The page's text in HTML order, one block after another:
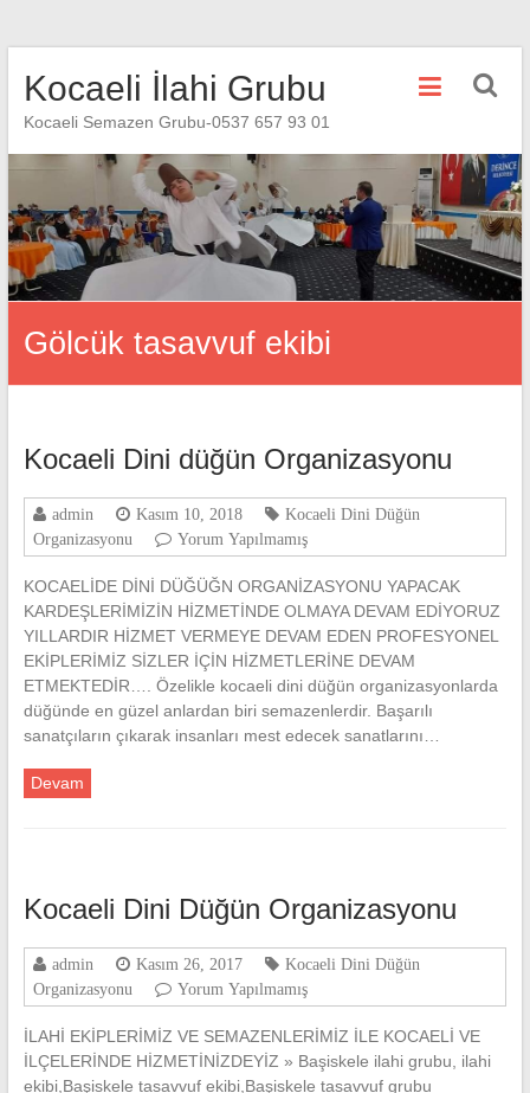
Kocaeli İlahi Grubu
Kocaeli Semazen Grubu-0537 657 93 01
Gölcük tasavvuf ekibi
Kocaeli Dini düğün Organizasyonu
admin Kasım 10, 2018
Kocaeli Dini Düğün
Organizasyonu
Yorum Yapılmamış
KOCAELİDE DİNİ DÜĞÜĞN ORGANİZASYONU YAPACAK
KARDEŞLERİMİZİN HİZMETİNDE OLMAYA DEVAM EDİYORUZ
YILLARDIR HİZMET VERMEYE DEVAM EDEN PROFESYONEL
EKİPLERİMİZ SİZLER İÇİN HİZMETLERİNE DEVAM
ETMEKTEDİR…. Özelikle kocaeli dini düğün organizasyonlarda
düğünde en güzel anlardan biri semazenlerdir. Başarılı
sanatçıların çıkarak insanları mest edecek sanatlarını…
Devam
Kocaeli Dini Düğün Organizasyonu
admin Kasım 26, 2017
Kocaeli Dini Düğün
Organizasyonu
Yorum Yapılmamış
İLAHİ EKİPLERİMİZ VE SEMAZENLERİMİZ İLE KOCAELİ VE
İLÇELERİNDE HİZMETİNİZDEYİZ » Başiskele ilahi grubu, ilahi
ekibi,Başiskele tasavvuf ekibi,Başiskele tasavvuf grubu